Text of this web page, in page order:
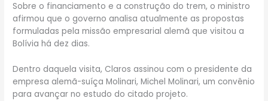
Sobre o financiamento e a construção do trem, o ministro
afirmou que o governo analisa atualmente as propostas
formuladas pela missão empresarial alemã que visitou a
Bolívia há dez dias.
Dentro daquela visita, Claros assinou com o presidente da
empresa alemã-suíça Molinari, Michel Molinari, um convênio
para avançar no estudo do citado projeto.